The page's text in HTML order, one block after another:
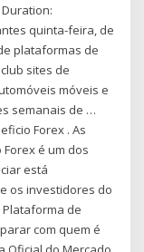
quinta-feira, de
plataformas de
sites de
móveis e
semanais de …
Forex . As
é um dos
está
os investidores do
Plataforma de
com quem é